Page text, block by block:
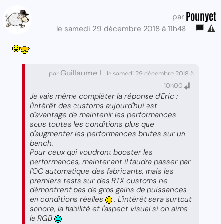
par Pounyet
le samedi 29 décembre 2018 à 11h48
par Guillaume L. le samedi 29 décembre 2018 à
10h00
Je vais même complêter la réponse d'Eric :
l'intérêt des customs aujourd'hui est
d'avantage de maintenir les performances
sous toutes les conditions plus que
d'augmenter les performances brutes sur un
bench.
Pour ceux qui voudront booster les
performances, maintenant il faudra passer par
l'OC automatique des fabricants, mais les
premiers tests sur des RTX customs ne
démontrent pas de gros gains de puissances
en conditions réelles
. L'intérêt sera surtout
sonore, la fiabilité et l'aspect visuel si on aime
le RGB